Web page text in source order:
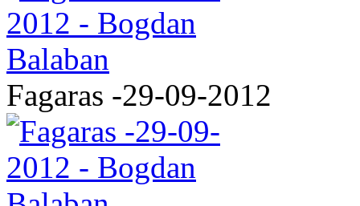
Fagaras -29-09-2012